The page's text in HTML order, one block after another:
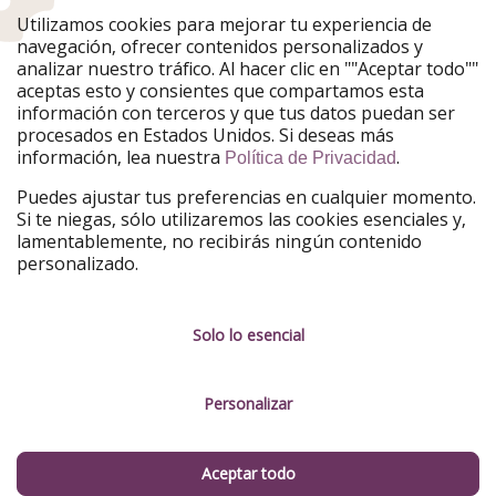
PiratinViaggio
HolidayPirates
VakantiePiraten
WakacyjniPiraci
VoyagesPirates
Ferienpiraten
Urlaubspiraten
Urlaubspiraten
TravelPirates
Nuestro grupo
HolidayPirates Group
Conócenos mejor
Sobre ViajerosPiratas
Sostenibilidad
Información legal
Gestionar servicios
Utilizamos cookies para mejorar tu experiencia de
navegación, ofrecer contenidos personalizados y
analizar nuestro tráfico. Al hacer clic en ""Aceptar todo""
aceptas esto y consientes que compartamos esta
información con terceros y que tus datos puedan ser
procesados en Estados Unidos. Si deseas más
información, lea nuestra Política de Privacidad.
Puedes ajustar tus preferencias en cualquier momento.
Si te niegas, sólo utilizaremos las cookies esenciales y,
lamentablemente, no recibirás ningún contenido
personalizado.
Solo lo esencial
Personalizar
Aceptar todo